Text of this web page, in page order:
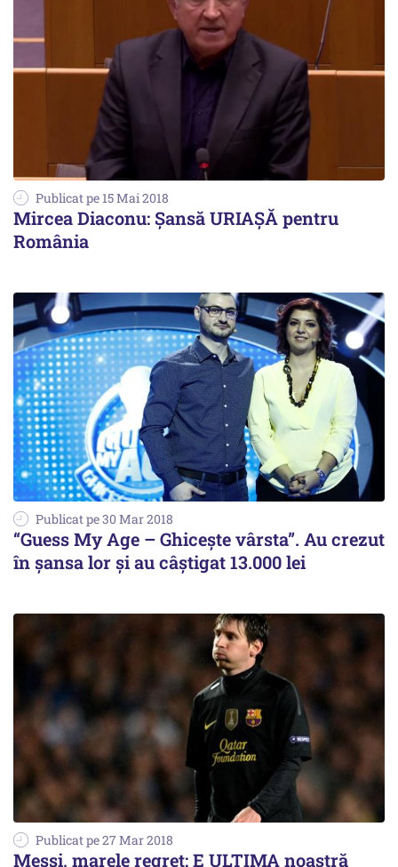
Publicat pe 15 Mai 2018
Mircea Diaconu: Șansă URIAȘĂ pentru
România
Publicat pe 30 Mar 2018
“Guess My Age – Ghicește vârsta”. Au crezut
în șansa lor și au câștigat 13.000 lei
Publicat pe 27 Mar 2018
Messi, marele regret: E ULTIMA noastră